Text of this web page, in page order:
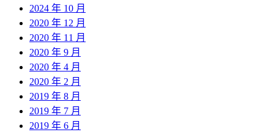
2024 年 10 月
2020 年 12 月
2020 年 11 月
2020 年 9 月
2020 年 4 月
2020 年 2 月
2019 年 8 月
2019 年 7 月
2019 年 6 月